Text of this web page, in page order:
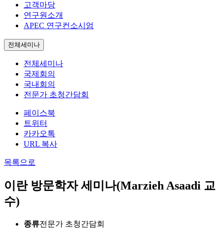
고객마당
연구원소개
APEC 연구컨소시엄
전체세미나
전체세미나
국제회의
국내회의
전문가 초청간담회
페이스북
트위터
카카오톡
URL 복사
목록으로
이란 방문학자 세미나(Marzieh Asaadi 교
수)
종류전문가 초청간담회